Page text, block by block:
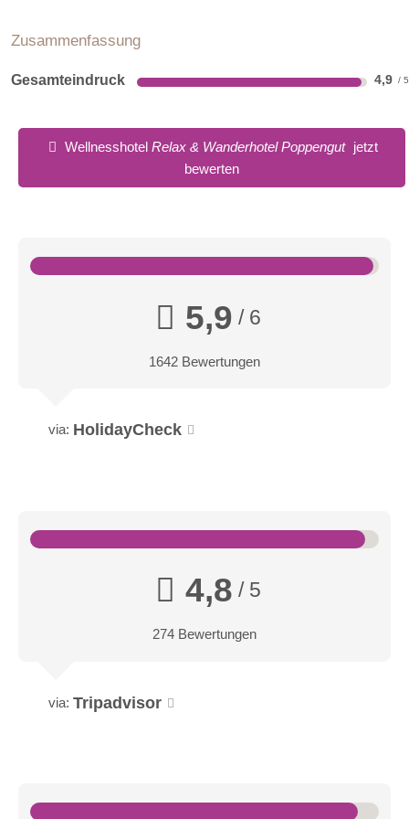
Zusammenfassung
Gesamteindruck 4,9
Wellnesshotel Relax & Wanderhotel Poppengut
jetzt
bewerten
5,9 / 6
1642 Bewertungen
via: HolidayCheck
4,8 / 5
274 Bewertungen
via: Tripadvisor